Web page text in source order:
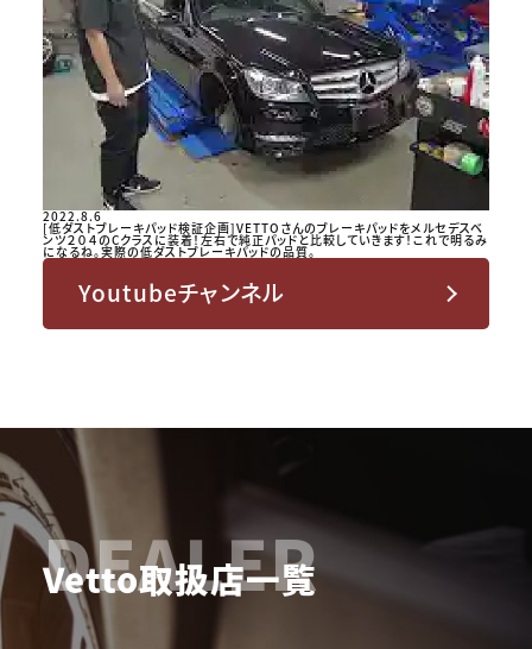
2022.8.6
[低ダストブレーキパッド検証企画]VETTOさんのブレーキパッドをメルセデスベ
ンツ２０４のCクラスに装着！左右で純正パッドと比較していきます！これで明るみ
になるね。実際の低ダストブレーキパッドの品質。
Youtubeチャンネル
DEALER
Vetto取扱店一覧